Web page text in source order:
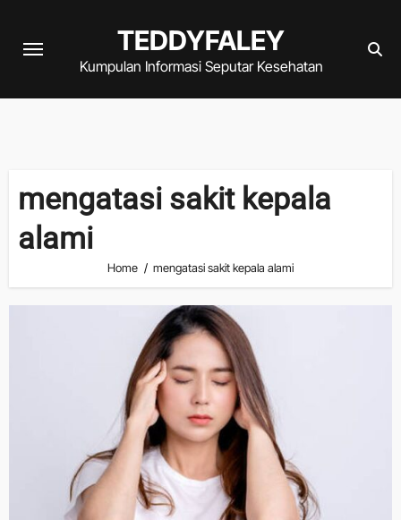
TEDDYFALEY
Kumpulan Informasi Seputar Kesehatan
mengatasi sakit kepala
alami
Home mengatasi sakit kepala alami